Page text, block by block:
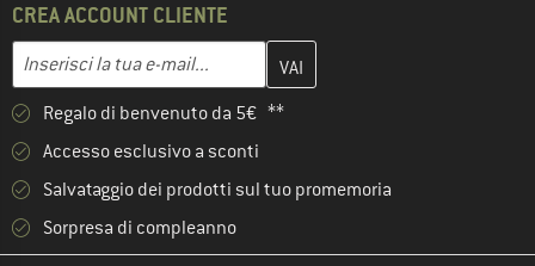
CREA ACCOUNT CLIENTE
Indirizzo e-mail
Inserisci qui il tuo indirizzo e-mail e crea il tuo account cliente
Regalo di benvenuto da 5€ **
Accesso esclusivo a sconti
Salvataggio dei prodotti sul tuo promemoria
Sorpresa di compleanno